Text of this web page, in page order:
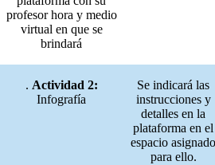
profesor hora y medio
virtual en que se
brindará
. Actividad 2:
Infografía
Se indicará las
instrucciones y
detalles en la
plataforma en el
espacio asignado
para ello.